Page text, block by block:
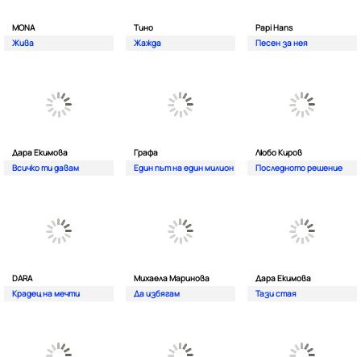
MONA
Жива
Тино
Жажда
Papi Hans
Песен за нея
Дара Екимова
Всичко ти давам
Графа
Един път на един милион
Любо Киров
Последното решение
DARA
Крадец на мечти
Михаела Маринова
Да избягам
Дара Екимова
Тази стая